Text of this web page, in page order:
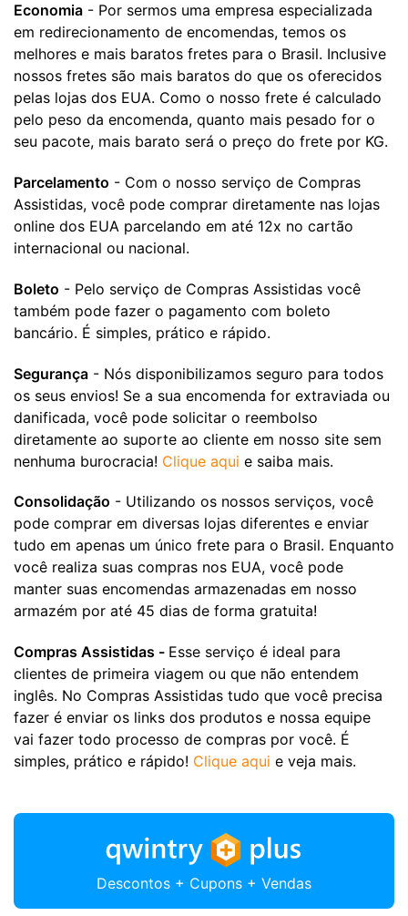
Economia - Por sermos uma empresa especializada
em redirecionamento de encomendas, temos os
melhores e mais baratos fretes para o Brasil. Inclusive
nossos fretes são mais baratos do que os oferecidos
pelas lojas dos EUA. Como o nosso frete é calculado
pelo peso da encomenda, quanto mais pesado for o
seu pacote, mais barato será o preço do frete por KG.
Parcelamento - Com o nosso serviço de Compras
Assistidas, você pode comprar diretamente nas lojas
online dos EUA parcelando em até 12x no cartão
internacional ou nacional.
Boleto - Pelo serviço de Compras Assistidas você
também pode fazer o pagamento com boleto
bancário. É simples, prático e rápido.
Segurança - Nós disponibilizamos seguro para todos
os seus envios! Se a sua encomenda for extraviada ou
danificada, você pode solicitar o reembolso
diretamente ao suporte ao cliente em nosso site sem
nenhuma burocracia! Clique aqui e saiba mais.
Consolidação - Utilizando os nossos serviços, você
pode comprar em diversas lojas diferentes e enviar
tudo em apenas um único frete para o Brasil. Enquanto
você realiza suas compras nos EUA, você pode
manter suas encomendas armazenadas em nosso
armazém por até 45 dias de forma gratuita!
Compras Assistidas - Esse serviço é ideal para
clientes de primeira viagem ou que não entendem
inglês. No Compras Assistidas tudo que você precisa
fazer é enviar os links dos produtos e nossa equipe
vai fazer todo processo de compras por você. É
simples, prático e rápido! Clique aqui e veja mais.
Descontos + Cupons + Vendas